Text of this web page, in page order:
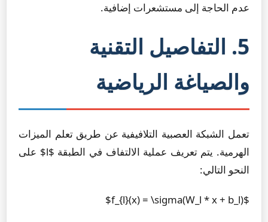
عدم الحاجة إلى مستشعرات إضافية.
5. التفاصيل التقنية
والصياغة الرياضية
تعمل الشبكة العصبية التلافيفية عن طريق تعلم الميزات
الهرمية. يتم تعريف عملية الالتفاف في الطبقة $l$ على
النحو التالي:
$f_{l}(x) = \sigma(W_l * x + b_l)$